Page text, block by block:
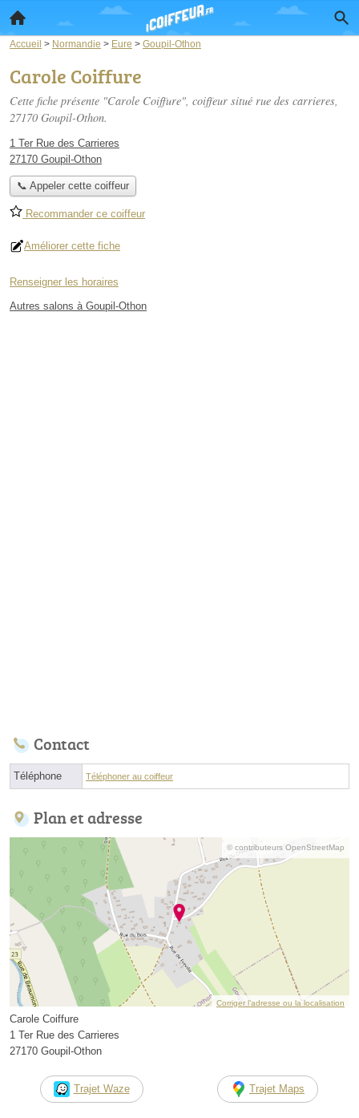
Accueil > Normandie > Eure > Goupil-Othon
Carole Coiffure
Cette fiche présente "Carole Coiffure", coiffeur situé rue des carrieres,
27170 Goupil-Othon.
1 Ter Rue des Carrieres
27170 Goupil-Othon
📞 Appeler cette coiffeur
Recommander ce coiffeur
Améliorer cette fiche
Renseigner les horaires
Autres salons à Goupil-Othon
Contact
Téléphone Téléphoner au coiffeur
Plan et adresse
© contributeurs OpenStreetMap
Corriger l’adresse ou la localisation
Carole Coiffure
1 Ter Rue des Carrieres
27170 Goupil-Othon
Trajet Waze Trajet Maps